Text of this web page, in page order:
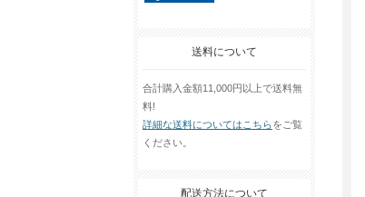
送料について
合計購入金額11,000円以上で送料無
料!
詳細な送料についてはこちらをご覧
ください。
配送方法について